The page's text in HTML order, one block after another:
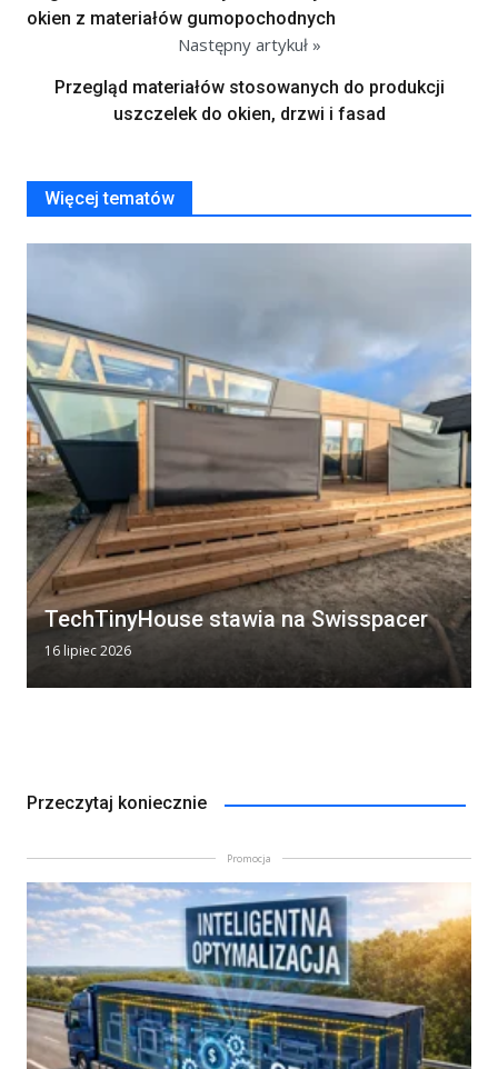
okien z materiałów gumopochodnych
Następny artykuł »
Przegląd materiałów stosowanych do produkcji
uszczelek do okien, drzwi i fasad
Więcej tematów
TechTinyHouse stawia na Swisspacer
16 lipiec 2026
Przeczytaj koniecznie
Promocja